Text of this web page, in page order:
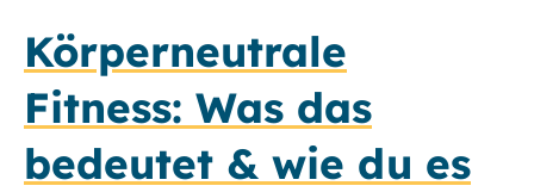
Körperneutrale
Fitness: Was das
bedeutet & wie du es